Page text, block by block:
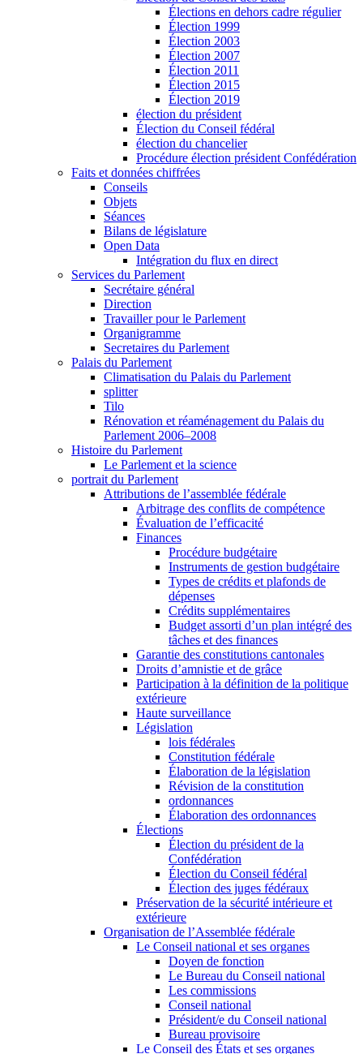
Élections en dehors cadre régulier
Élection 1999
Élection 2003
Élection 2007
Élection 2011
Élection 2015
Élection 2019
élection du président
Élection du Conseil fédéral
élection du chancelier
Procédure élection président Confédération
Faits et données chiffrées
Conseils
Objets
Séances
Bilans de législature
Open Data
Intégration du flux en direct
Services du Parlement
Secrétaire général
Direction
Travailler pour le Parlement
Organigramme
Secretaires du Parlement
Palais du Parlement
Climatisation du Palais du Parlement
splitter
Tilo
Rénovation et réaménagement du Palais du
Parlement 2006–2008
Histoire du Parlement
Le Parlement et la science
portrait du Parlement
Attributions de l’assemblée fédérale
Arbitrage des conflits de compétence
Évaluation de l’efficacité
Finances
Procédure budgétaire
Instruments de gestion budgétaire
Types de crédits et plafonds de
dépenses
Crédits supplémentaires
Budget assorti d’un plan intégré des
tâches et des finances
Garantie des constitutions cantonales
Droits d’amnistie et de grâce
Participation à la définition de la politique
extérieure
Haute surveillance
Législation
lois fédérales
Constitution fédérale
Élaboration de la législation
Révision de la constitution
ordonnances
Élaboration des ordonnances
Élections
Élection du président de la
Confédération
Élection du Conseil fédéral
Élection des juges fédéraux
Préservation de la sécurité intérieure et
extérieure
Organisation de l’Assemblée fédérale
Le Conseil national et ses organes
Doyen de fonction
Le Bureau du Conseil national
Les commissions
Conseil national
Président/e du Conseil national
Bureau provisoire
Le Conseil des États et ses organes